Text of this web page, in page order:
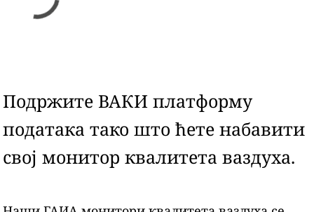
Подржите ВАКИ платформу
података тако што ћете набавити
свој монитор квалитета ваздуха.